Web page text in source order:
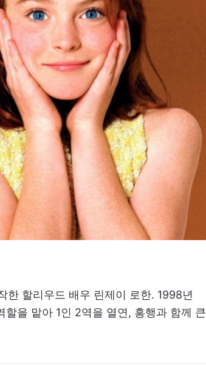
한 할리우드 배우 린제이 로한. 1998년
을 맡아 1인 2역을 열연, 흥행과 함께 큰